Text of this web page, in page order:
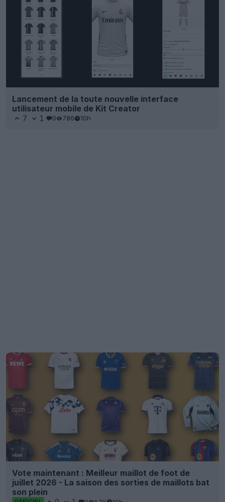
Lancement de la toute nouvelle interface
utilisateur mobile de Kit Creator
7 1 0 786 10h
Vote maintenant : Meilleur maillot de foot de
juillet 2026 - La saison des sorties de maillots bat
son plein